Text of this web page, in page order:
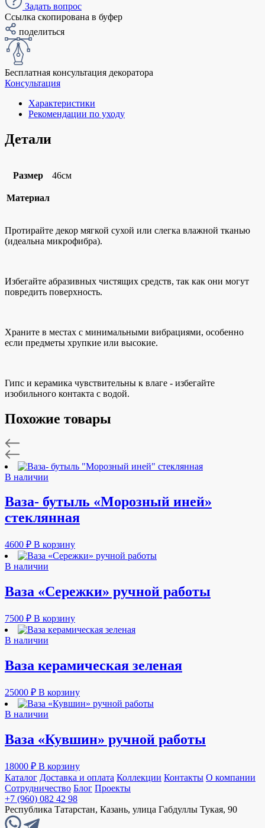
Задать вопрос
Ссылка скопирована в буфер
поделиться
Бесплатная консультация декоратора
Консультация
Характеристики
Рекомендации по уходу
Детали
Размер 46см
Материал
Протирайте декор мягкой сухой или слегка влажной тканью
(идеальна микрофибра).
Избегайте абразивных чистящих средств, так как они могут
повредить поверхность.
Храните в местах с минимальными вибрациями, особенно
если предметы хрупкие или высокие.
Гипс и керамика чувствительны к влаге - избегайте
изобильного контакта с водой.
Похожие товары
В наличии
Ваза- бутыль «Морозный иней»
стеклянная
4600 ₽ В корзину
В наличии
Ваза «Сережки» ручной работы
7500 ₽ В корзину
В наличии
Ваза керамическая зеленая
25000 ₽ В корзину
В наличии
Ваза «Кувшин» ручной работы
18000 ₽ В корзину
Каталог Доставка и оплата Коллекции Контакты О компании
Сотрудничество Блог Проекты
+7 (960) 082 42 98
Республика Татарстан, Казань, улица Габдуллы Тукая, 90